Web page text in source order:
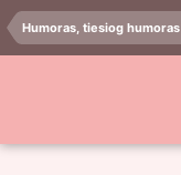
Humoras, tiesiog humoras